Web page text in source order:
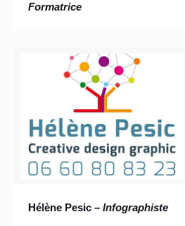
Formatrice
Hélène Pesic –Infographiste